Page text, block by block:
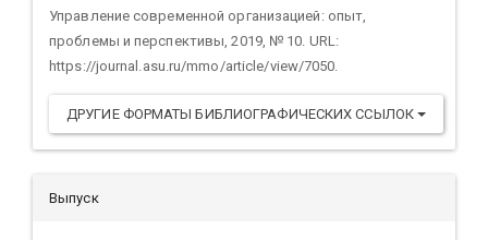
Управление современной организацией: опыт,
проблемы и перспективы, 2019, № 10. URL:
https://journal.asu.ru/mmo/article/view/7050.
ДРУГИЕ ФОРМАТЫ БИБЛИОГРАФИЧЕСКИХ ССЫЛОК
Выпуск